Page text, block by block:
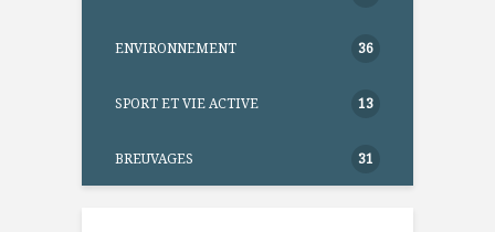
ENVIRONNEMENT 36
SPORT ET VIE ACTIVE 13
BREUVAGES 31